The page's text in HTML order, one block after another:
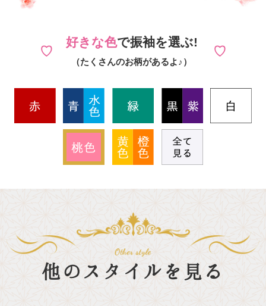
好きな色で振袖を選ぶ!
（たくさんのお柄があるよ♪）
他のスタイルを見る